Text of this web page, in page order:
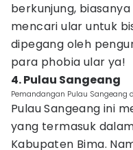
berkunjung,
mencari ular untuk
dipegang oleh
para phobia ular ya!
4. Pulau Sangeang
Pemandangan Pulau Sangeang
Pulau Sangeang ini
yang termasuk
Kabupaten Bima.